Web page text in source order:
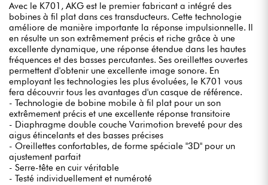
Avec le K701 , AKG est le premier fabricant a intégré des
bobines à fil plat dans ces transducteurs. Cette technologie
améliore de manière importante la réponse impulsionnelle. Il
en résulte un son extrêmement précis et riche grâce à une
excellente dynamique, une réponse étendue dans les hautes
fréquences et des basses percutantes. Ses oreillettes ouvertes
permettent d'obtenir une excellente image sonore. En
employant les technologies les plus évoluées, le K701 vous
fera découvrir tous les avantages d'un casque de référence.
- Technologie de bobine mobile à fil plat pour un son
extrêmement précis et une excellente réponse transitoire
- Diaphragme double couche Varimotion breveté pour des
aigus étincelants et des basses précises
- Oreillettes confortables, de forme spéciale "3D" pour un
ajustement parfait
- Serre-tête en cuir véritable
- Testé individuellement et numéroté